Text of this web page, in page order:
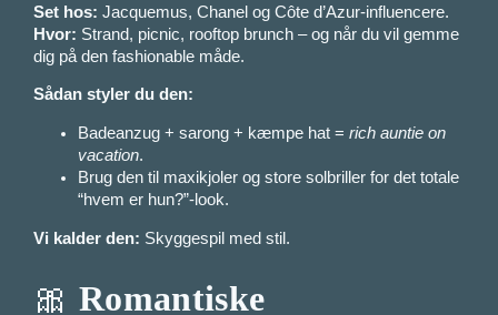
Set hos: Jacquemus, Chanel og Côte d’Azur-influencere.
Hvor: Strand, picnic, rooftop brunch – og når du vil gemme
dig på den fashionable måde.
Sådan styler du den:
Badeanzug + sarong + kæmpe hat =rich auntie on
vacation.
Brug den til maxikjoler og store solbriller for det totale
“hvem er hun?”-look.
Vi kalder den: Skyggespil med stil.
🎀Romantiske